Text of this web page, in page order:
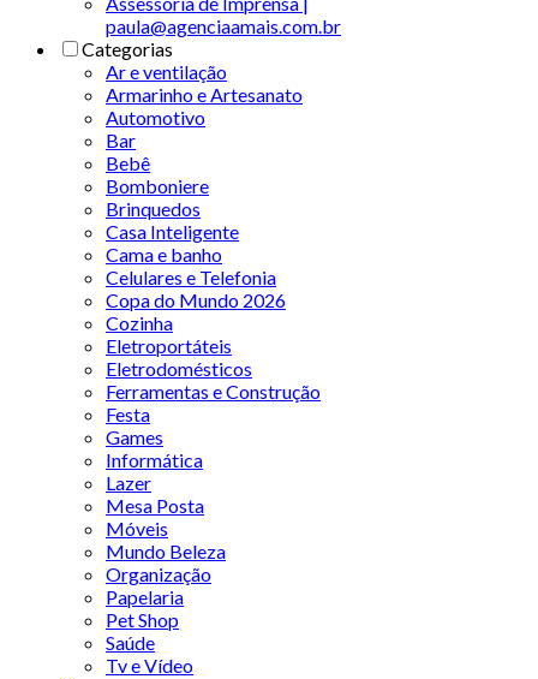
paula@agenciaamais.com.br
Categorias
Ar e ventilação
Armarinho e Artesanato
Automotivo
Bar
Bebê
Bomboniere
Brinquedos
Casa Inteligente
Cama e banho
Celulares e Telefonia
Copa do Mundo 2026
Cozinha
Eletroportáteis
Eletrodomésticos
Ferramentas e Construção
Festa
Games
Informática
Lazer
Mesa Posta
Móveis
Mundo Beleza
Organização
Papelaria
Pet Shop
Saúde
Tv e Vídeo